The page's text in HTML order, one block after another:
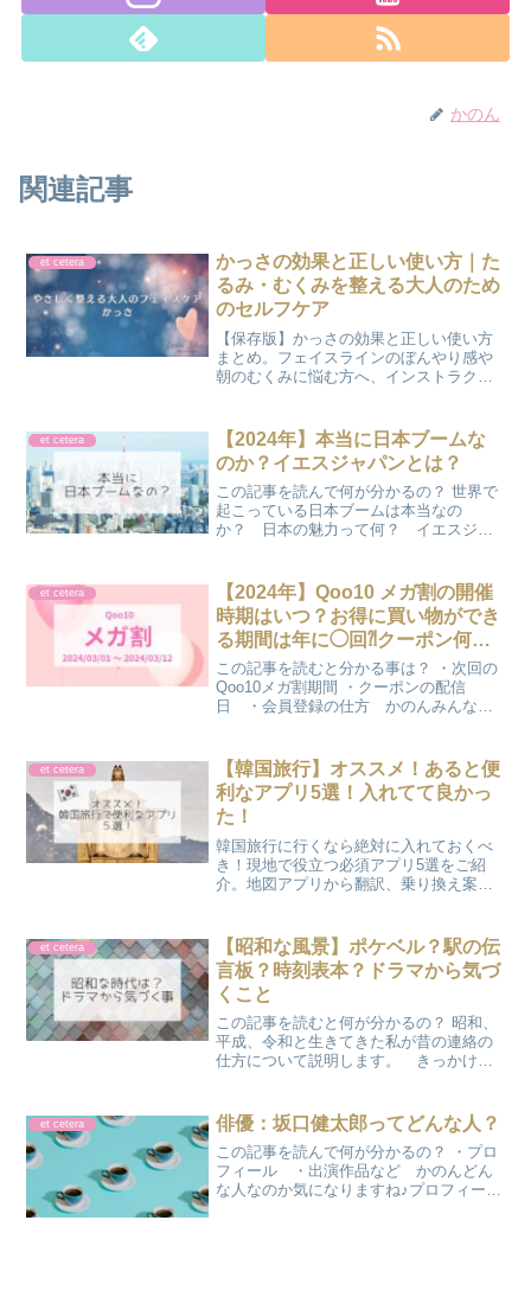
かのん
関連記事
et cetera
かっさの効果と正しい使い方｜た
るみ・むくみを整える大人のため
のセルフケア
【保存版】かっさの効果と正しい使い方
まとめ。フェイスラインのぼんやり感や
朝のむくみに悩む方へ、インストラクタ
ど、効果を最大限に引き出すためのポイ
ントも必見。理想のスッキリ顔を目指し
ましょう。
et cetera
【2024年】本当に日本ブームな
のか？イエスジャパンとは？
この記事を読んで何が分かるの？ 世界で
起こっている日本ブームは本当なの
か？ 日本の魅力って何？ イエスジャ
のかしら？かのん本当に人気なのかな？
円安が魅力ってだけのよう...
et cetera
【2024年】Qoo10 メガ割の開催
時期はいつ？お得に買い物ができ
る期間は年に◯回⁈クーポン何
枚？
この記事を読むと分かる事は？ ・次回の
Qoo10メガ割期間 ・クーポンの配信
日 ・会員登録の仕方 かのんみんな大
ョッピングサイト【Qoo10】のメガ割は
年...
et cetera
【韓国旅行】オススメ！あると便
利なアプリ5選！入れてて良かっ
た！
韓国旅行に行くなら絶対に入れておくべ
き！現地で役立つ必須アプリ5選をご紹
介。地図アプリから翻訳、乗り換え案内
て、快適な韓国旅行の準備を始めましょ
う！
et cetera
【昭和な風景】ポケベル？駅の伝
言板？時刻表本？ドラマから気づ
くこと
この記事を読むと何が分かるの？ 昭和、
平成、令和と生きてきた私が昔の連絡の
仕方について説明します。 きっかけは
じた事を正直に書いていきたいと思いま
す。【ドラマ】不適切に...
et cetera 俳優：坂口健太郎ってどんな人？
この記事を読んで何が分かるの？ ・プロ
フィール ・出演作品など かのんどん
な人なのか気になりますね♪プロフィール